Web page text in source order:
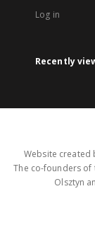
Log in
Recently
Website created
The co-founders of
Olsztyn